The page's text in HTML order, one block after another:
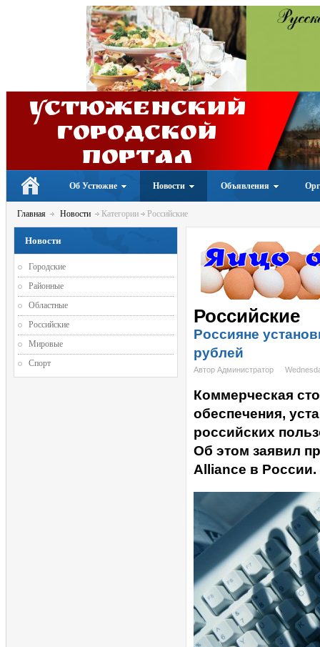
Устюженский
Городской
портал
Об Устюжне Новости Объявления
Главная Новости Категории Российские
Российские
Россияне
рублей
Автор Администратор
Коммерческая
обеспечения,
российских
Об этом заявил
Alliance в России.
Новости
Городские
Районные
Областные
Российские
Мировые
Спорт